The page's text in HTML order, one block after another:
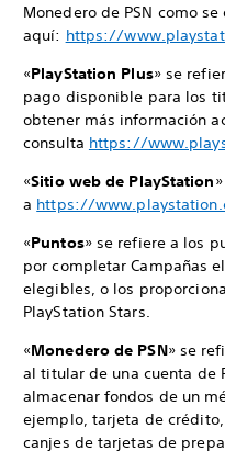
Monedero de PSN como
aquí: https://
«PlayStation Plus» se
pago disponible para los
obtener más información
consulta https://
«Sitio web de PlayStation
a https://
«Puntos» se refiere a los
por completar Campañas
elegibles, o los
PlayStation Stars.
«Monedero de PSN» se
al titular de una cuenta de
almacenar fondos de un
ejemplo, tarjeta de crédito,
canjes de tarjetas de